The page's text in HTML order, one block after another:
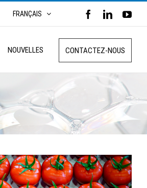
FRANÇAIS FACEBOOK
NOUVELLES CONTACTEZ-NOUS